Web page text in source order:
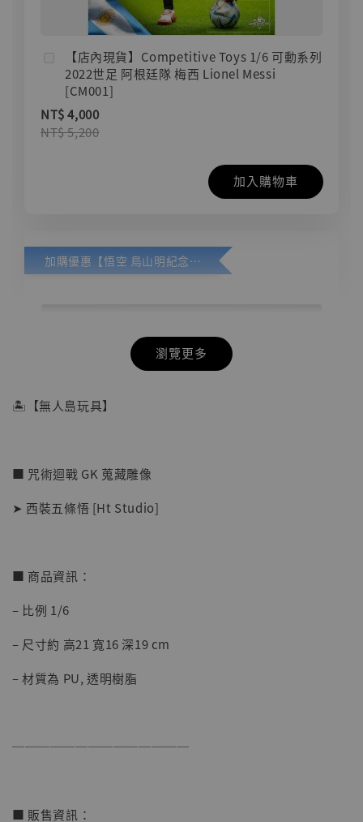
【店內現貨】Competitive Toys 1/6 可動系列
2022世足 阿根廷隊 梅西 Lionel Messi
[CM001]
NT$ 4,000
NT$ 5,200
加入購物車
加購優惠【悟空 鳥山明紀念款 [奇蹟工作室]】
【店內現貨】七龍珠 系列蒐藏雕像 悟空 鳥山
NT$ 4,280
NT$ 5,580
瀏覽更多
🏝【無人島玩具】
■ 咒術迴戰 GK 蒐藏雕像
➤ 西裝五條悟 [Ht Studio]
■ 商品資訊：
– 比例 1/6
– 尺寸約 高21 寬16 深19 cm
– 材質為 PU, 透明樹脂
──────────────
■ 販售資訊：